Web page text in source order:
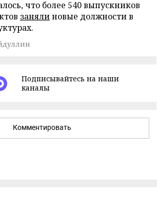
что более 540 выпускников
занялиновые должности в
Подписывайтесь на наши
каналы
Комментировать